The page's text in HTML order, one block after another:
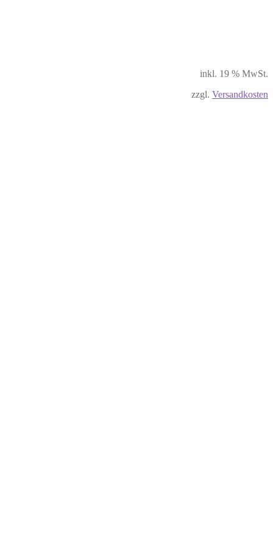
inkl. 19 % MwSt.
zzgl. Versandkosten